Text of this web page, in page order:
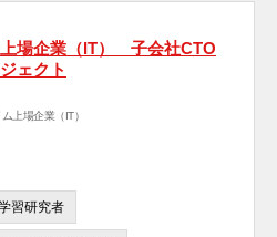
場企業（IT） 子会社CTO
ェクト
上場企業（IT）
習研究者